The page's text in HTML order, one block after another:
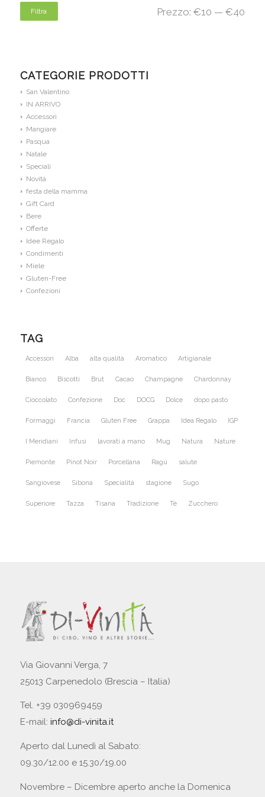
Filtra Prezzo:€10 —€40
CATEGORIE PRODOTTI
San Valentino
IN ARRIVO
Accessori
Mangiare
Pasqua
Natale
Speciali
Novità
festa della mamma
Gift Card
Bere
Offerte
Idee Regalo
Condimenti
Miele
Gluten-Free
Confezioni
TAG
Accessori Alba alta qualità Aromatico Artigianale
Bianco Biscotti Brut Cacao Champagne Chardonnay
Cioccolato Confezione Doc DOCG Dolce dopo pasto
Formaggi Francia Gluten Free Grappa Idea Regalo IGP
I Meridiani Infusi lavorati a mano Mug Natura Nature
Piemonte Pinot Noir Porcellana Ragù salute
Sangiovese Sibona Specialità stagione Sugo
Superiore Tazza Tisana Tradizione Tè Zucchero
Via Giovanni Verga, 7
25013 Carpenedolo (Brescia – Italia)
Tel. +39 030969459
E-mail: info@di-vinita.it
Aperto dal Lunedì al Sabato:
09.30/12.00 e 15.30/19.00
Novembre – Dicembre aperto anche la Domenica